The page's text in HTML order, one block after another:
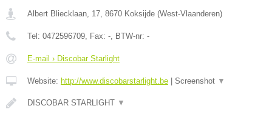
Albert Bliecklaan, 17, 8670 Koksijde (West-Vlaanderen)
Tel: 0472596709, Fax: -, BTW-nr: -
E-mail › Discobar Starlight
Website: http://www.discobarstarlight.be Screenshot ▼
DISCOBAR STARLIGHT ▼